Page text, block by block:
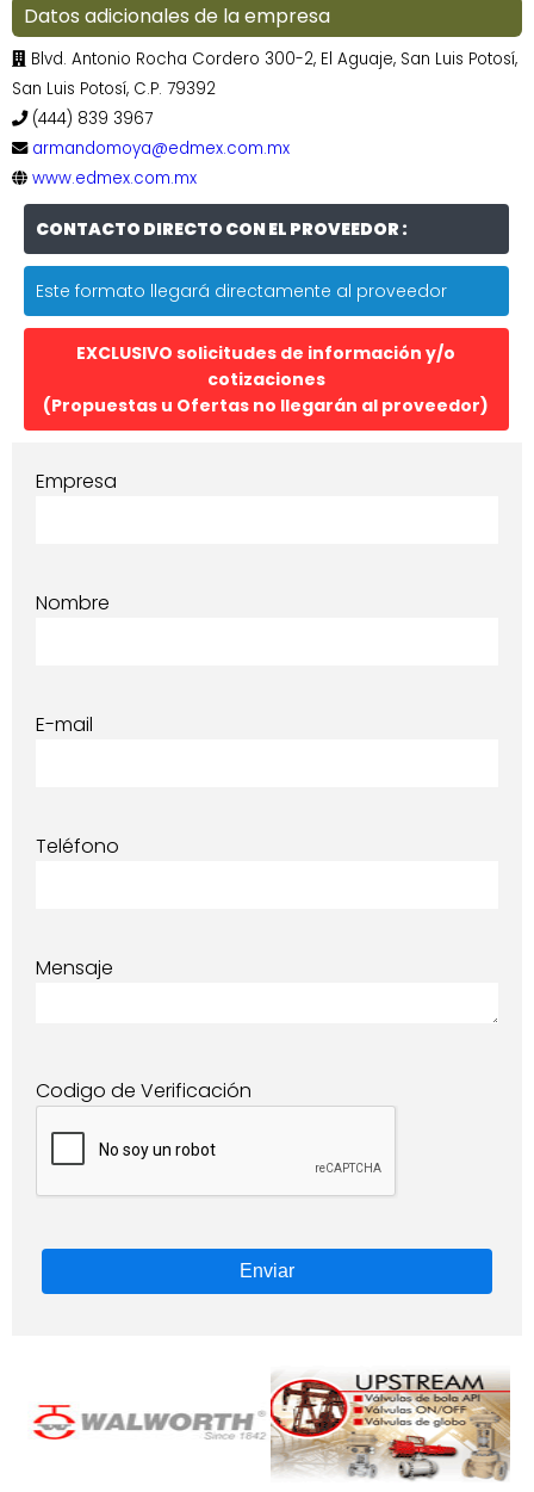
Datos adicionales de la empresa
Blvd. Antonio Rocha Cordero 300-2, El Aguaje, San Luis Potosí,
San Luis Potosí, C.P. 79392
(444) 839 3967
armandomoya@edmex.com.mx
www.edmex.com.mx
CONTACTO DIRECTO CON EL PROVEEDOR :
Este formato llegará directamente al proveedor
EXCLUSIVO solicitudes de información y/o
cotizaciones
(Propuestas u Ofertas no llegarán al proveedor)
Empresa
Nombre
E-mail
Teléfono
Mensaje
Codigo de Verificación
Enviar